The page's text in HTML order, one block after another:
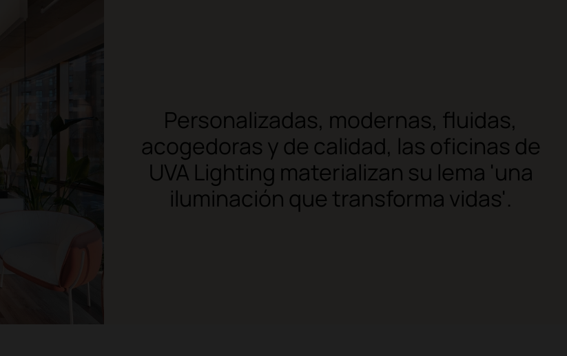
Personalizadas, modernas, fluidas,
acogedoras y de calidad, las oficinas de
UVA Lighting materializan su lema 'una
iluminación que transforma vidas'.